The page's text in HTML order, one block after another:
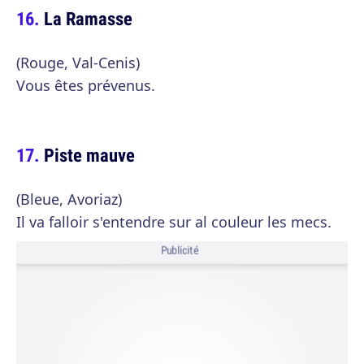
La Ramasse
(Rouge, Val-Cenis)
Vous êtes prévenus.
Piste mauve
(Bleue, Avoriaz)
Il va falloir s'entendre sur al couleur les mecs.
Publicité